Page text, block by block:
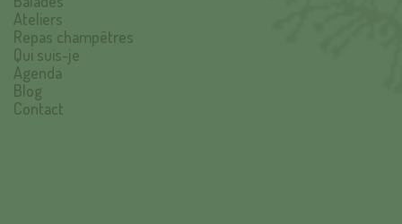
Ateliers
Repas champêtres
Qui suis-je
Agenda
Blog
Contact